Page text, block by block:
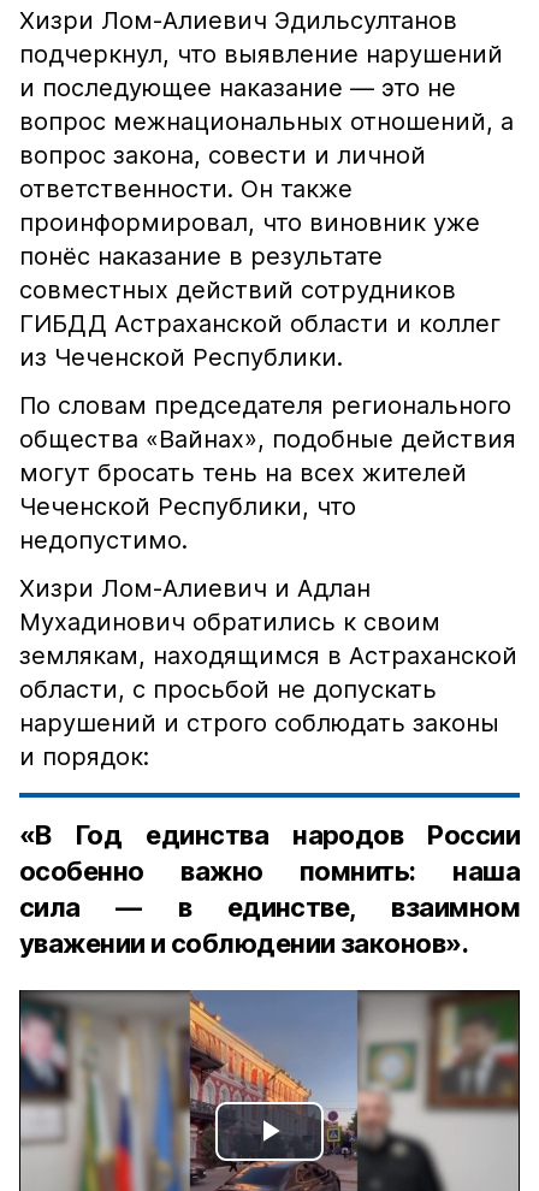
Хизри Лом-Алиевич Эдильсултанов
подчеркнул, что выявление нарушений
и последующее наказание — это не
вопрос межнациональных отношений, а
вопрос закона, совести и личной
ответственности. Он также
проинформировал, что виновник уже
понёс наказание в результате
совместных действий сотрудников
ГИБДД Астраханской области и коллег
из Чеченской Республики.
По словам председателя регионального
общества «Вайнах», подобные действия
могут бросать тень на всех жителей
Чеченской Республики, что
недопустимо.
Хизри Лом-Алиевич и Адлан
Мухадинович обратились к своим
землякам, находящимся в Астраханской
области, с просьбой не допускать
нарушений и строго соблюдать законы
и порядок:
«В Год единства народов России
особенно важно помнить: наша
сила — в единстве, взаимном
уважении и соблюдении законов».
Play